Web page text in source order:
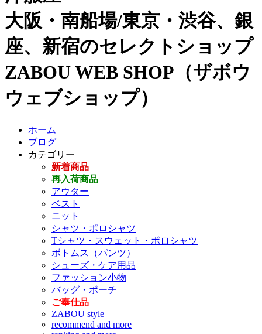
大阪・南船場/東京・渋谷、銀
座、新宿のセレクトショップ
ZABOU WEB SHOP（ザボウ
ウェブショップ）
ホーム
ブログ
カテゴリー
新着商品
再入荷商品
アウター
ベスト
ニット
シャツ・ポロシャツ
Tシャツ・スウェット・ポロシャツ
ボトムス（パンツ）
シューズ・ケア用品
ファッション小物
バッグ・ポーチ
ご奉仕品
ZABOU style
recommend and more